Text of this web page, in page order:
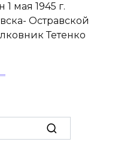
мая 1945 г.
Остравской
Тетенко